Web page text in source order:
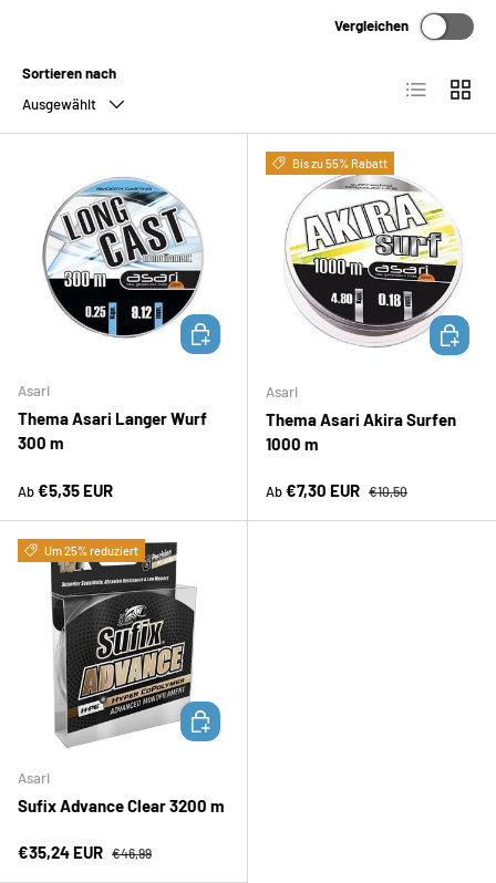
Sortieren nach
Ausgewählt
Vergleichen
Produktliste
Asari
Thema Asari Langer Wurf
300 m
Normaler Preis
Ab€5,35 EUR
OPTIONEN AUSWÄHLEN
Bis zu 55% Rabatt
Asari
Thema Asari Akira Surfen
1000 m
Verkaufspreis
Ab€7,30 EUR Normaler Preis
€10,50
Um 25% reduziert
Asari
Sufix Advance Clear 3200 m
Verkaufspreis
€35,24 EUR Normaler Preis
€46,99
OPTIONEN AUSWÄHLEN